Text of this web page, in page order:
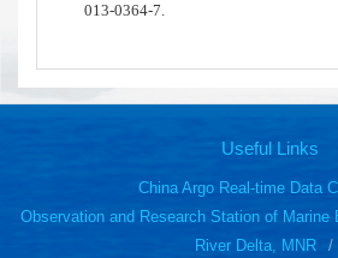
013-0364-7.
Useful Links
China Argo Real-time Data
Observation and Research Station of
River Delta, MNR